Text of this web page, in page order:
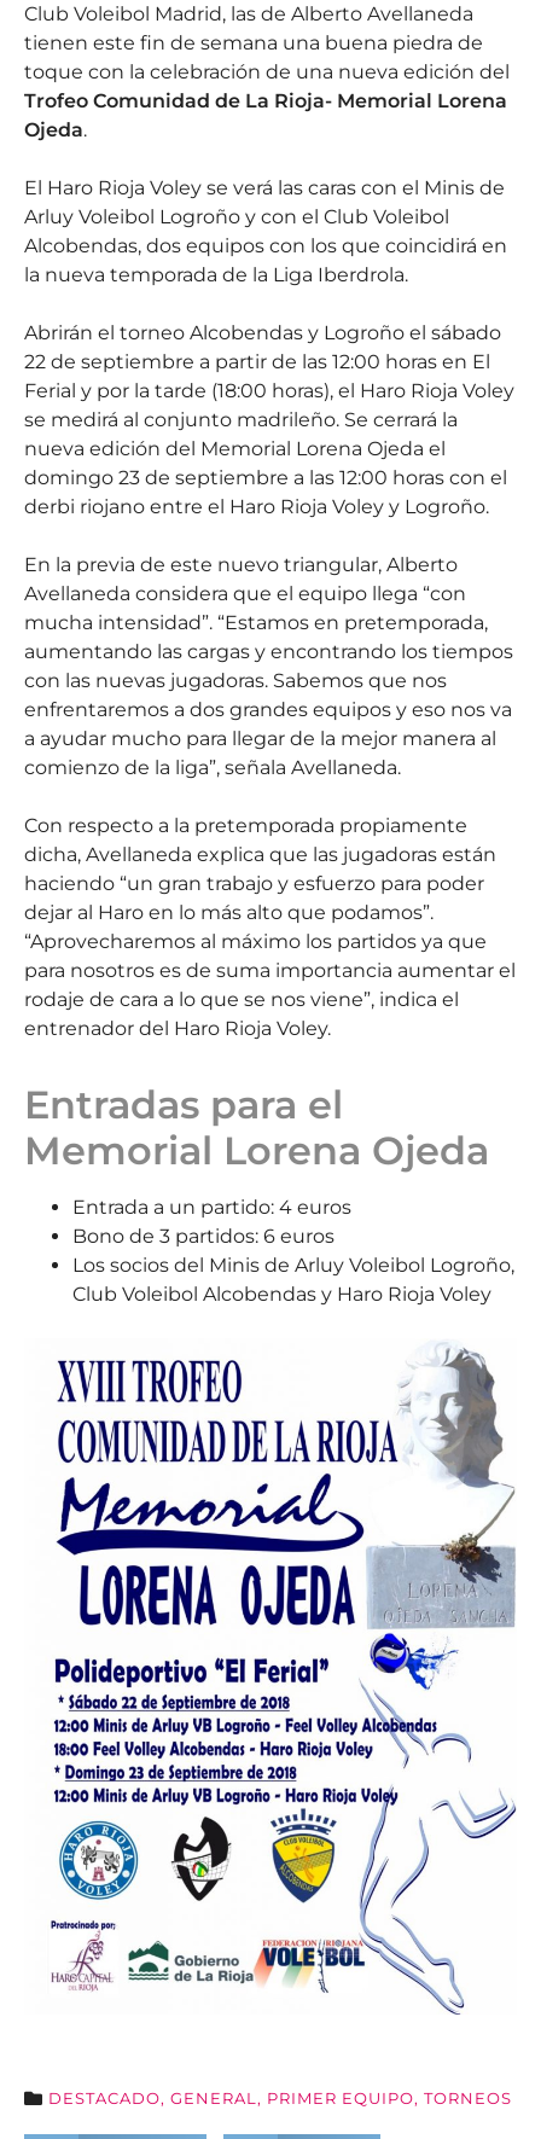
Club Voleibol Madrid, las de Alberto Avellaneda
tienen este fin de semana una buena piedra de
toque con la celebración de una nueva edición del
Trofeo Comunidad de La Rioja- Memorial Lorena
Ojeda.
El Haro Rioja Voley se verá las caras con el Minis de
Arluy Voleibol Logroño y con el Club Voleibol
Alcobendas, dos equipos con los que coincidirá en
la nueva temporada de la Liga Iberdrola.
Abrirán el torneo Alcobendas y Logroño el sábado
22 de septiembre a partir de las 12:00 horas en El
Ferial y por la tarde (18:00 horas), el Haro Rioja Voley
se medirá al conjunto madrileño. Se cerrará la
nueva edición del Memorial Lorena Ojeda el
domingo 23 de septiembre a las 12:00 horas con el
derbi riojano entre el Haro Rioja Voley y Logroño.
En la previa de este nuevo triangular, Alberto
Avellaneda considera que el equipo llega “con
mucha intensidad”. “Estamos en pretemporada,
aumentando las cargas y encontrando los tiempos
con las nuevas jugadoras. Sabemos que nos
enfrentaremos a dos grandes equipos y eso nos va
a ayudar mucho para llegar de la mejor manera al
comienzo de la liga”, señala Avellaneda.
Con respecto a la pretemporada propiamente
dicha, Avellaneda explica que las jugadoras están
haciendo “un gran trabajo y esfuerzo para poder
dejar al Haro en lo más alto que podamos”.
“Aprovecharemos al máximo los partidos ya que
para nosotros es de suma importancia aumentar el
rodaje de cara a lo que se nos viene”, indica el
entrenador del Haro Rioja Voley.
Entradas para el
Memorial Lorena Ojeda
Entrada a un partido: 4 euros
Bono de 3 partidos: 6 euros
Los socios del Minis de Arluy Voleibol Logroño,
Club Voleibol Alcobendas y Haro Rioja Voley
DESTACADO, GENERAL, PRIMER EQUIPO, TORNEOS